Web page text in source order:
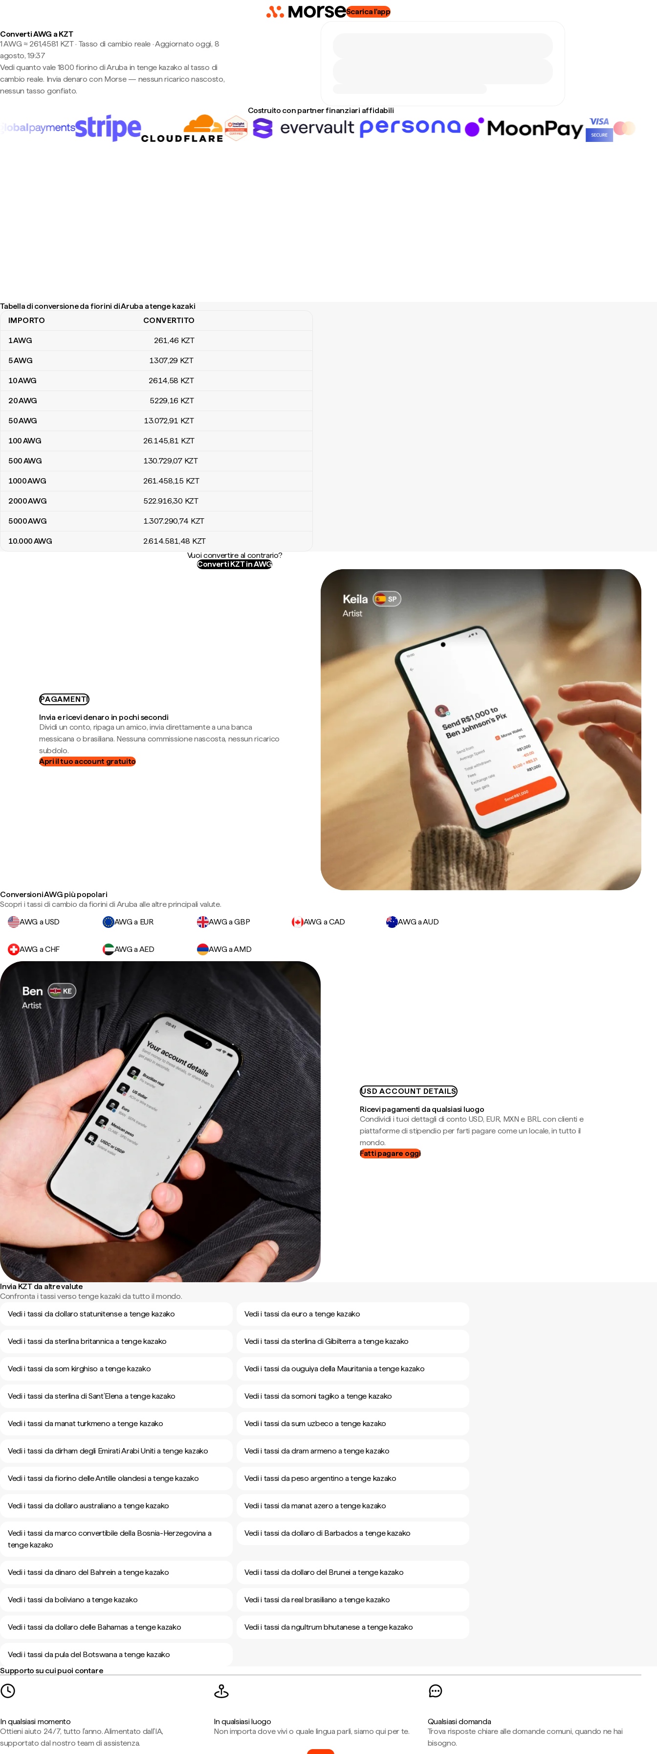
Scarica l'app
Converti AWG a KZT
1 AWG ≈ 261,4581 KZT · Tasso di cambio reale·Aggiornato oggi, 8
agosto, 19:37
Vedi quanto vale 1800 fiorino di Aruba in tenge kazako al tasso di
cambio reale. Invia denaro con Morse — nessun ricarico nascosto,
nessun tasso gonfiato.
Costruito con partner finanziari affidabili
Tabella di conversione da fiorini di Aruba a tenge kazaki
Tabella di conversione da fiorini di Aruba a tenge kazaki
IMPORTO CONVERTITO
1AWG 261,46 KZT
5AWG 1307,29 KZT
10AWG 2614,58 KZT
20AWG 5229,16 KZT
50AWG 13.072,91 KZT
100AWG 26.145,81 KZT
500AWG 130.729,07 KZT
1000AWG 261.458,15 KZT
2000AWG 522.916,30 KZT
5000AWG 1.307.290,74 KZT
10.000AWG 2.614.581,48 KZT
Vuoi convertire al contrario?
Converti KZT in AWG
PAGAMENTI
Invia e ricevi denaro in pochi secondi
Dividi un conto, ripaga un amico, invia direttamente a una banca
messicana o brasiliana. Nessuna commissione nascosta, nessun ricarico
subdolo.
Apri il tuo account gratuito
Conversioni AWG più popolari
Scopri i tassi di cambio da fiorini di Aruba alle altre principali valute.
AWG a USD
AWG a EUR AWG a GBP AWG a CAD AWG a AUD
AWG a CHF AWG a AED AWG a AMD
USD ACCOUNT DETAILS
Ricevi pagamenti da qualsiasi luogo
Condividi i tuoi dettagli di conto USD, EUR, MXN e BRL con clienti e
piattaforme di stipendio per farti pagare come un locale, in tutto il
mondo.
Fatti pagare oggi
Invia KZT da altre valute
Confronta i tassi verso tenge kazaki da tutto il mondo.
Vedi i tassi da dollaro statunitense a tenge kazako
Vedi i tassi da euro a tenge kazako
Vedi i tassi da sterlina britannica a tenge kazako Vedi i tassi da sterlina di Gibilterra a tenge kazako
Vedi i tassi da som kirghiso a tenge kazako Vedi i tassi da ouguiya della Mauritania a tenge kazako
Vedi i tassi da sterlina di Sant’Elena a tenge kazako Vedi i tassi da somoni tagiko a tenge kazako
Vedi i tassi da manat turkmeno a tenge kazako Vedi i tassi da sum uzbeco a tenge kazako
Vedi i tassi da dirham degli Emirati Arabi Uniti a tenge kazako Vedi i tassi da dram armeno a tenge kazako
Vedi i tassi da fiorino delle Antille olandesi a tenge kazako Vedi i tassi da peso argentino a tenge kazako
Vedi i tassi da dollaro australiano a tenge kazako Vedi i tassi da manat azero a tenge kazako
Vedi i tassi da marco convertibile della Bosnia-Herzegovina a
tenge kazako
Vedi i tassi da dollaro di Barbados a tenge kazako
Vedi i tassi da dinaro del Bahrein a tenge kazako Vedi i tassi da dollaro del Brunei a tenge kazako
Vedi i tassi da boliviano a tenge kazako Vedi i tassi da real brasiliano a tenge kazako
Vedi i tassi da dollaro delle Bahamas a tenge kazako Vedi i tassi da ngultrum bhutanese a tenge kazako
Vedi i tassi da pula del Botswana a tenge kazako
Supporto su cui puoi contare
In qualsiasi momento
Ottieni aiuto 24/7, tutto l'anno. Alimentato dall'IA,
supportato dal nostro team di assistenza.
In qualsiasi luogo
Non importa dove vivi o quale lingua parli, siamo qui per te.
Qualsiasi domanda
Trova risposte chiare alle domande comuni, quando ne hai
bisogno.